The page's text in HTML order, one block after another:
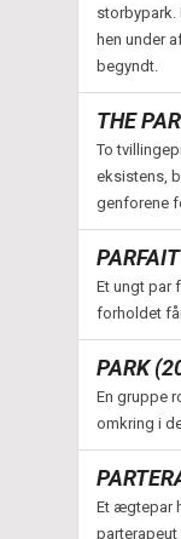
storbypark.
hen under
begyndt.
THE
To
eksistens,
genforene
Et ungt par
forholdet
PARK
En gruppe
omkring i
Et ægtepar
parterapeut